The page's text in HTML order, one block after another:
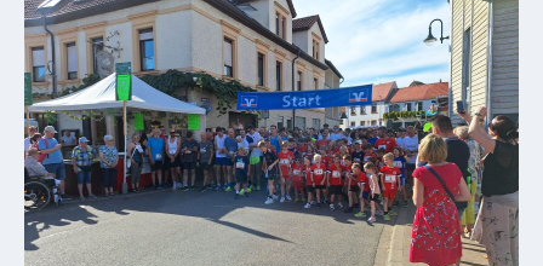
Externe
Behörden
Gottesdienste
Infrastruktur
und
Versorgung